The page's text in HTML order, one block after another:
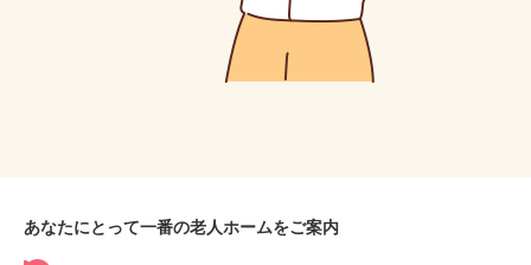
あなたにとって一番の老人ホームをご案内